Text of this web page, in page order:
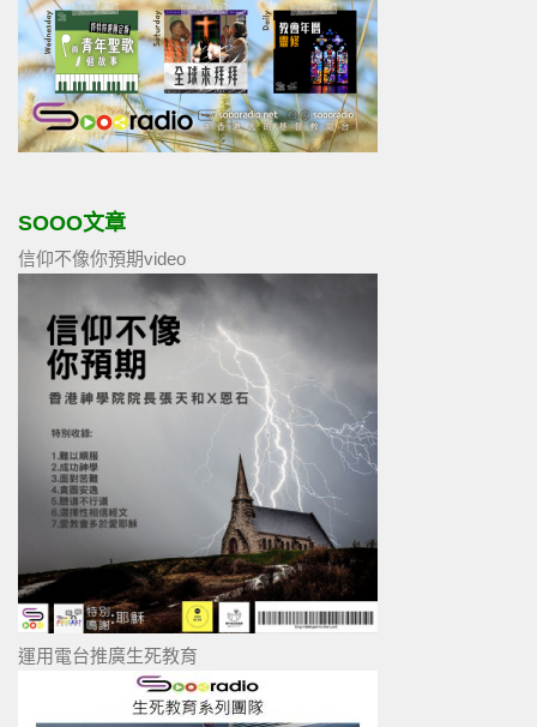
SOOO文章
信仰不像你預期video
運用電台推廣生死教育